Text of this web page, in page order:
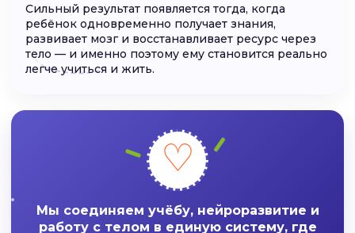
Сильный результат появляется тогда, когда
ребёнок одновременно получает знания,
развивает мозг и восстанавливает ресурс через
тело — и именно поэтому ему становится реально
легче учиться и жить.
♡
Мы соединяем учёбу, нейроразвитие и
работу с телом в единую систему, где